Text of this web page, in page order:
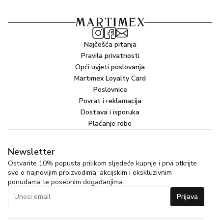
prašine, onečišćenja, suhih šampona ili proizvoda za
PRIČA O PROIZVODU
Tijekom razvoja proizvoda Sérum Energisant, bilo je
potpuno očekivano da David Brooks predloži svojoj ženi
Caroline da obogate liniju za revitalizaciju jedinstvenim
šamponom koji će upotpuniti rutinu žena i muškaraca u
potrazi za gustoćom i volumenom.
Aktivni sastojci
Protein iz sjemenki moringe
Štiti
Najčešća pitanja
Pravila privatnosti
Opći uvjeti poslovanja
Martimex Loyalty Card
Poslovnice
Povrat i reklamacija
Dostava i isporuka
Plaćanje robe
Newsletter
Ostvarite 10% popusta prilikom sljedeće kupnje i prvi otkrijte
sve o najnovijim proizvodima, akcijskim i ekskluzivnim
ponudama te posebnim događanjima.
Prijava